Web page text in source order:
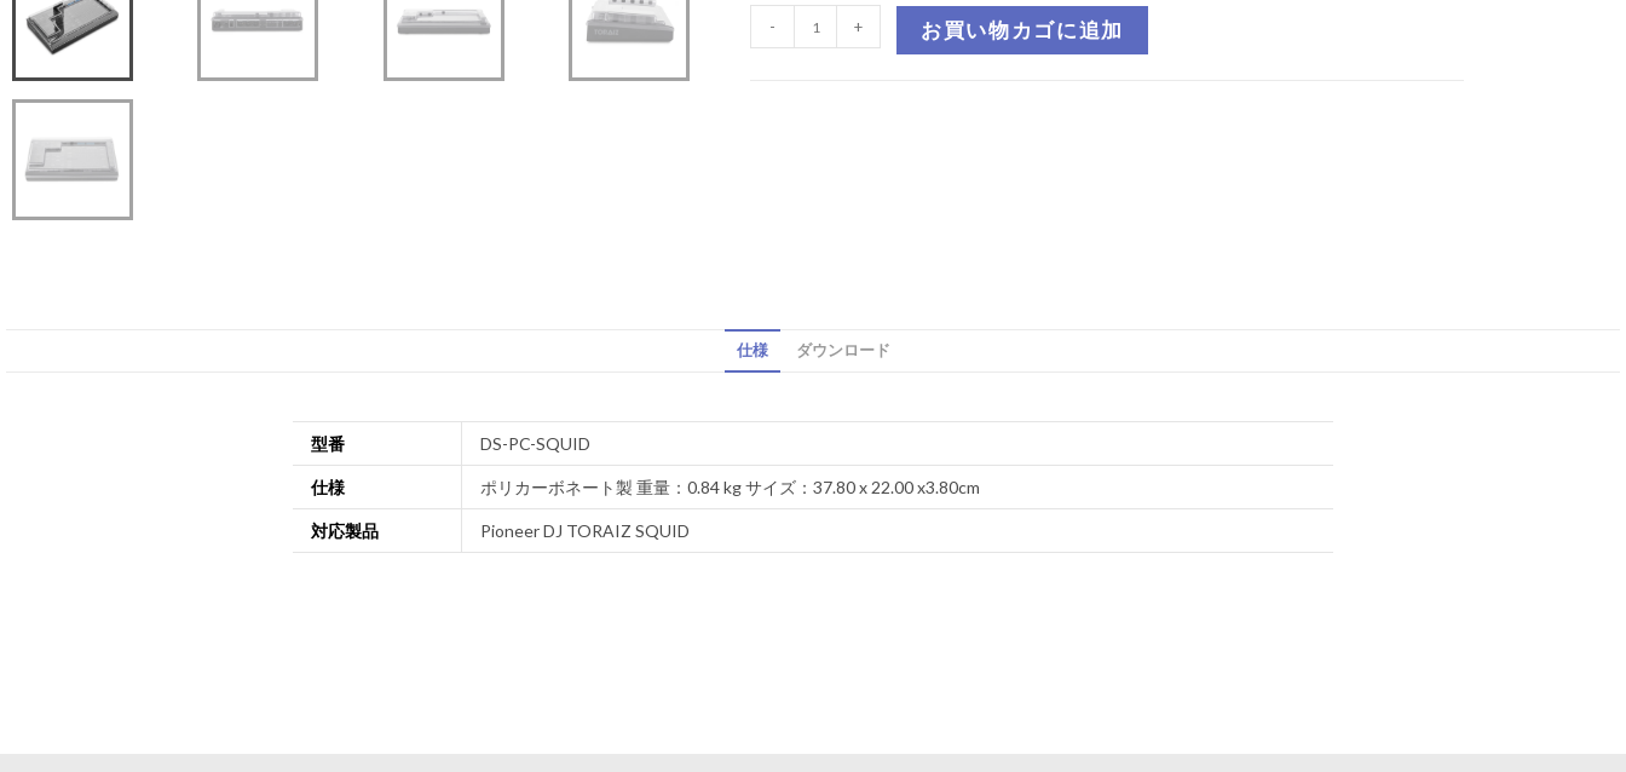
- + お買い物カゴに追加
仕様 ダウンロード
型番 DS-PC-SQUID
仕様 ポリカーボネート製 重量：0.84 kg サイズ：37.80 x 22.00 x3.80cm
対応製品 Pioneer DJ TORAIZ SQUID